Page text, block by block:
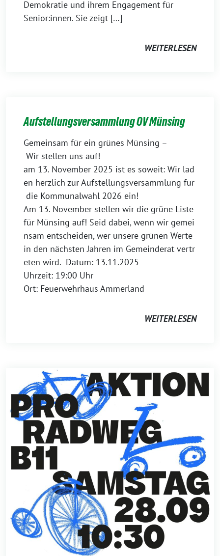
Demokratie und ihrem Engagement für
Senior:innen. Sie zeigt […]
WEITERLESEN
Aufstellungsversammlung OV Münsing
Gemeinsam für ein grünes Münsing –
Wir stellen uns auf!
am 13. November 2025 ist es soweit: Wir lad
en herzlich zur Aufstellungsversammlung für
die Kommunalwahl 2026 ein!
Am 13. November stellen wir die grüne Liste
für Münsing auf! Seid dabei, wenn wir gemei
nsam entscheiden, wer unsere grünen Werte
in den nächsten Jahren im Gemeinderat vertr
eten wird. Datum: 13.11.2025
Uhrzeit: 19:00 Uhr
Ort: Feuerwehrhaus Ammerland
WEITERLESEN